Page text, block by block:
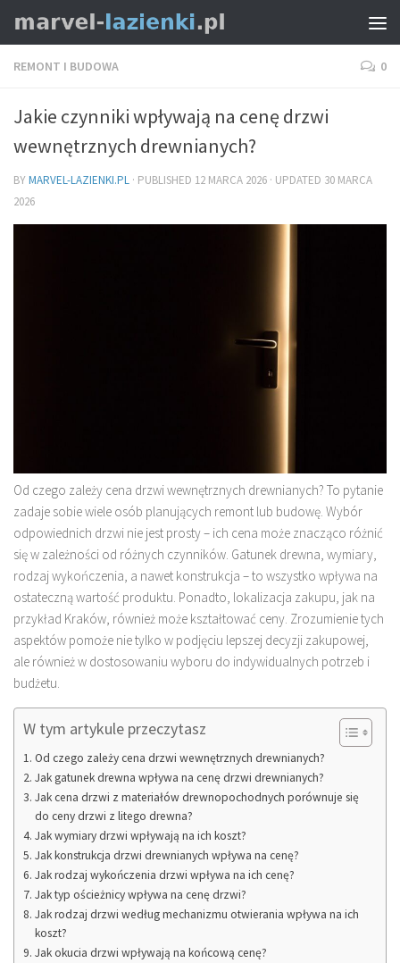
REMONT I BUDOWA 0
Jakie czynniki wpływają na cenę drzwi
wewnętrznych drewnianych?
BYMARVEL-LAZIENKI.PL · PUBLISHED 12 MARCA 2026 · UPDATED 30 MARCA
2026
Od czego zależy cena drzwi wewnętrznych drewnianych? To pytanie
zadaje sobie wiele osób planujących remont lub budowę. Wybór
odpowiednich drzwi nie jest prosty – ich cena może znacząco różnić
się w zależności od różnych czynników. Gatunek drewna, wymiary,
rodzaj wykończenia, a nawet konstrukcja – to wszystko wpływa na
ostateczną wartość produktu. Ponadto, lokalizacja zakupu, jak na
przykład Kraków, również może kształtować ceny. Zrozumienie tych
aspektów pomoże nie tylko w podjęciu lepszej decyzji zakupowej,
ale również w dostosowaniu wyboru do indywidualnych potrzeb i
budżetu.
W tym artykule przeczytasz
Od czego zależy cena drzwi wewnętrznych drewnianych?
Jak gatunek drewna wpływa na cenę drzwi drewnianych?
Jak cena drzwi z materiałów drewnopochodnych porównuje się
do ceny drzwi z litego drewna?
Jak wymiary drzwi wpływają na ich koszt?
Jak konstrukcja drzwi drewnianych wpływa na cenę?
Jak rodzaj wykończenia drzwi wpływa na ich cenę?
Jak typ ościeżnicy wpływa na cenę drzwi?
Jak rodzaj drzwi według mechanizmu otwierania wpływa na ich
koszt?
Jak okucia drzwi wpływają na końcową cenę?